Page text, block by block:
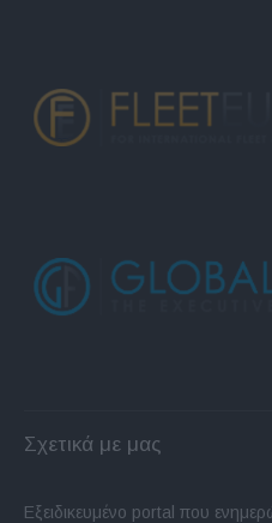
Σχετικά με μας
Εξειδικευμένο portal που